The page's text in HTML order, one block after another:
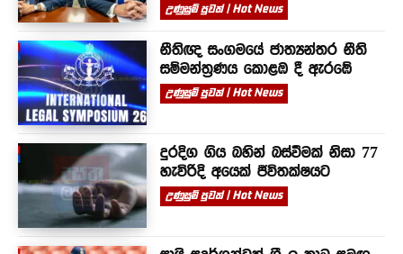
උණුසුම් පුවත් | Hot News
නීතිඥ සංගමයේ ජාත්‍යන්තර නීති
සම්මන්ත්‍රණය කොළඹ දී ඇරඹේ
උණුසුම් පුවත් | Hot News
දුරදිග ගිය බහින් බස්වීමක් නිසා 77
හැවිරිදි අයෙක් ජීවිතක්ෂයට
උණුසුම් පුවත් | Hot News